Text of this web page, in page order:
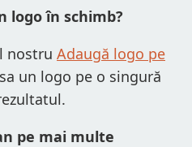
logo în schimb?
nostru Adaugă logo pe
un logo pe o singură
pe mai multe